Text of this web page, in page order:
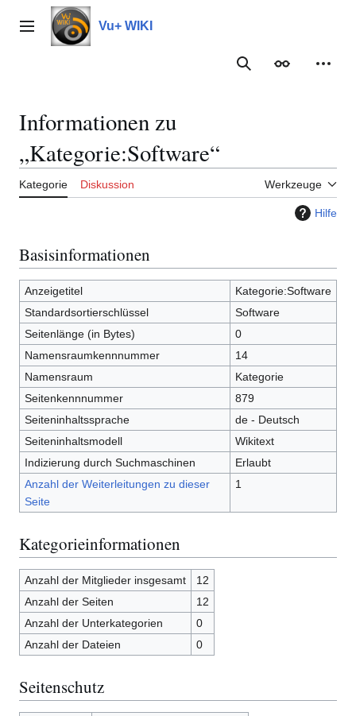
Inhalt
springenHauptmenü Vu+ WIKI
Suche
Informationen zu
„Kategorie:Software“
Kategorie Diskussion Werkzeuge
Hilfe
Basisinformationen
Anzeigetitel
Kategorie:Software
Standardsortierschlüssel
Software
Seitenlänge (in Bytes)
0
Namensraumkennnummer
14
Namensraum
Kategorie
Seitenkennnummer
879
Seiteninhaltssprache
de - Deutsch
Seiteninhaltsmodell
Wikitext
Indizierung durch Suchmaschinen
Erlaubt
Anzahl der Weiterleitungen zu dieser
Seite
1
Kategorieinformationen
Anzahl der Mitglieder insgesamt
12
Anzahl der Seiten
12
Anzahl der Unterkategorien
0
Anzahl der Dateien
0
Seitenschutz